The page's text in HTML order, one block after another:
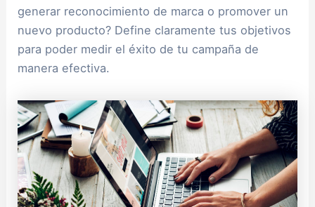
generar reconocimiento de marca o promover un
nuevo producto? Define claramente tus objetivos
para poder medir el éxito de tu campaña de
manera efectiva.